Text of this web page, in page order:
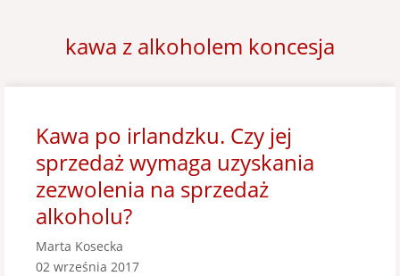
kawa z alkoholem koncesja
Kawa po irlandzku. Czy jej
sprzedaż wymaga uzyskania
zezwolenia na sprzedaż
alkoholu?
Marta Kosecka
02 września 2017